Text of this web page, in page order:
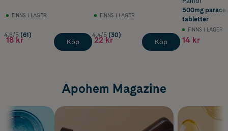
FINNS I LAGER
4.8/5 (61)
18 kr Köp
FINNS I LAGER
4.4/5 (30)
22 kr Köp
500mg
tabletter
FINNS I LAGER
14 kr
Apohem Magazine